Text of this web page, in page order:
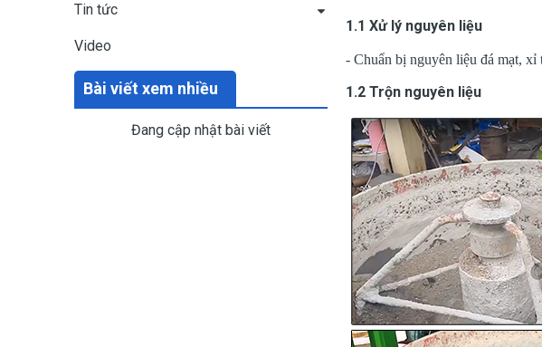
Tin tức
Video
Bài viết xem nhiều
Đang cập nhật bài viết
1.1 Xử lý nguyên liệu
- Chuẩn bị nguyên liệu đá mạt, xỉ
1.2 Trộn nguyên liệu